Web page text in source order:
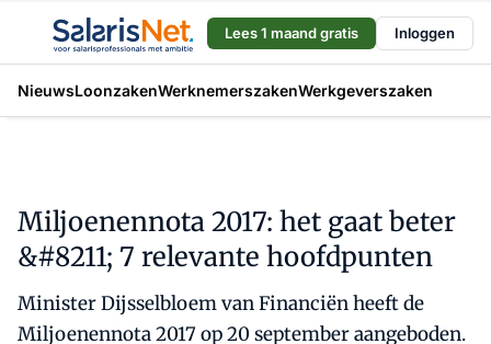
Lees 1 maand gratis Inloggen
NieuwsLoonzakenWerknemerszakenWerkgeverszaken
Miljoenennota 2017: het gaat beter
&#8211; 7 relevante hoofdpunten
Minister Dijsselbloem van Financiën heeft de
Miljoenennota 2017 op 20 september aangeboden.